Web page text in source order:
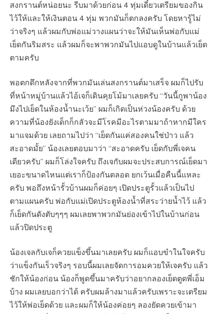
สงกรานต์หน่อยนะ รีบมาด้วยก่อน 4 ทุ่มเดี๋ยวเตรียมของกิน
ไว้ให้และให้เงินตอน 4 ทุ่ม พวกมันก็ตกลงครับ โดยหารู้ไม่
ว่าจริงๆ แล้วผมกับพ่อแม่วางแผนว่าจะให้มันเห็นพ่อกับแม่
เย็ดกันริมสระ แล้วผมก็จะพาพวกมันไปแอบดูในบ้านแล้วเย็ด
ตามครับ
พอตกดึกหลังจากที่พวกมันเล่นสงกรานต์มาเสร็จ ผมก็ไปรับ
ที่หน้าหมู่บ้านแล้วไอ้เจก็เดินคุยโม้มาเลยครับ “วันนี้กูพาน้อง
มึงไปเย็ดในห้องน้ำนะเว้ย” ผมก็เกิดเป็นห่วงน้องครับ ด้วย
ความที่น้องยังเด็กก็กลัวจะมีโรคมีอะไรตามมาถ้าหากมีใคร
มาแจมด้วย เลยถามไปว่า “เย็ดกันแค่สองคนใช่ป่าว แล้ว
สะอาดมั้ย” น้องเลยตอบมาว่า “สะอาดครับ เย็ดกับพี่เจคน
เดียวครับ” ผมก็โล่งใจครับ ถึงเจกับผมจะประสบการณ์เย็ดมา
เยอะขนาดไหนแต่เราก็ป้องกันตลอด ยกเว้นเมื่อคืนนี้แหละ
ครับ พอถึงหน้ารั้วบ้านผมก็ค่อยๆ เปิดประตูรั้วแล้วเป็นไป
ตามแผนครับ พ่อกับแม่เปิดประตูห้องน้ำที่สระว่ายน้ำไว้ แล้ว
ก็เย็ดกันดังตับๆๆๆ ผมเลยพาพวกมันย่องเข้าไปในบ้านก่อน
แล้วปิดประตู
น้องเจลกับเจก็ควยแข็งขึ้นมาเลยครับ ผมก็แอบขำในใจครับ
ว่าแข็งกันเร็วจริงๆ รอบนี้ผมเลยจัดการอมควยให้เจครับ แล้ว
ชักให้น้องก่อน น้องก็พูดขึ้นมาครับว่าอยากลองเย็ดตูดพี่เอ็ม
บ้าง ผมเลยบอกว่าได้ ครับผมล้างมาแล้วครับเพราะจะเตรียม
ไว้ให้พ่อเย็ดด้วย และผมก็ให้น้องค่อยๆ ลองยัดควยเข้ามา